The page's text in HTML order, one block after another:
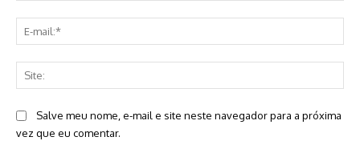
Salve meu nome, e-mail e site neste navegador para a próxima
vez que eu comentar.